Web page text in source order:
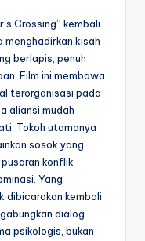
Crossing” kembali
kisah
berlapis, penuh
Film ini membawa
terorganisasi pada
aliansi mudah
Tokoh utamanya
sosok yang
konflik
Yang
dibicarakan kembali
dialog
psikologis, bukan